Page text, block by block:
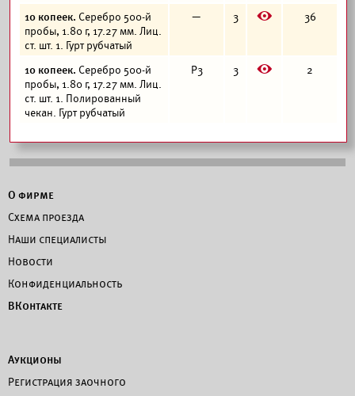
10 копеек. Серебро 500-й
пробы, 1.80 г, 17.27 мм. Лиц.
ст. шт. 1. Гурт рубчатый
— 3 E 36
10 копеек. Серебро 500-й
пробы, 1.80 г, 17.27 мм. Лиц.
ст. шт. 1. Полированный
чекан. Гурт рубчатый
Р3 3 E 2
О фирме
Схема проезда
Наши специалисты
Новости
Конфиденциальность
ВКонтакте
Аукционы
Регистрация заочного